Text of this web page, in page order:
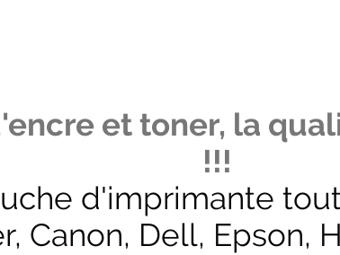
et toner, la
!!!
d'imprimante
Canon, Dell, Epson,